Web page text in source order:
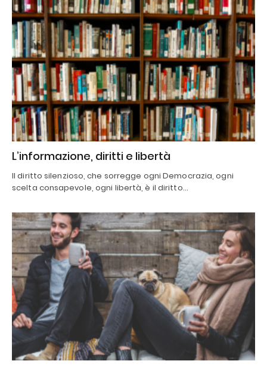
L’informazione, diritti e libertà
Il diritto silenzioso, che sorregge ogni Democrazia, ogni
scelta consapevole, ogni libertà, è il diritto…